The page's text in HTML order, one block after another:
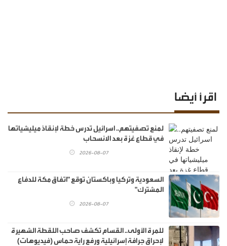
اقرأ أيضا
لمنع تصفيتهم.. اسرائيل تدرس خطة لإنقاذ ميليشياتها
في قطاع غزة بعد الانسحاب
2026-08-07
السعودية وتركيا وباكستان توقع "اتفاق مكة للدفاع
المشترك"
2026-08-07
للمرة الأولى.. القسام تكشف صاحب اللقطة الشهيرة
لإحراق جرافة إسرائيلية ورفع راية حماس (فيديوهات)